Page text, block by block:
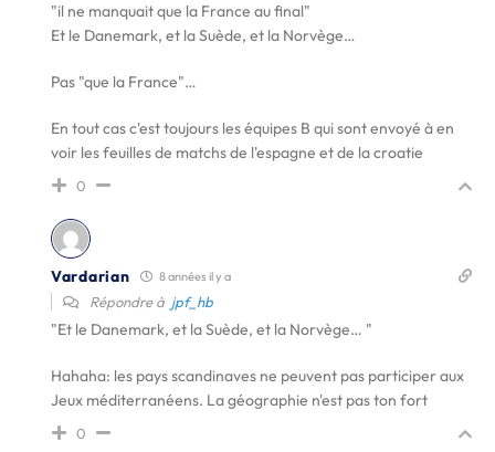
"il ne manquait que la France au final"
Et le Danemark, et la Suède, et la Norvège…
Pas "que la France"…
En tout cas c'est toujours les équipes B qui sont envoyé à en
voir les feuilles de matchs de l'espagne et de la croatie
0
Vardarian 8 années il y a
Répondre à jpf_hb
"Et le Danemark, et la Suède, et la Norvège… "
Hahaha: les pays scandinaves ne peuvent pas participer aux
Jeux méditerranéens. La géographie n'est pas ton fort
0